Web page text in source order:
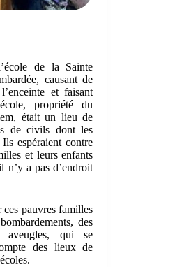
de la Sainte
causant de
et faisant
propriété du
était un lieu de
de civils dont les
espéraient contre
et leurs enfants
n’y a pas d’endroit
pauvres familles
des
qui se
des lieux de